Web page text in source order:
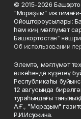
© 2015-2026
"Мораҙым"
Ойоштороусылары:
һәм киң мәғлүмәт
Башкортостан"
Об использовании
Элемтә, мәғлүмәт
өлкәһендә күҙәтеү
Республикаһы
12 авгусында
тураһындағы
А.Ғ., "Мораҙым"
Р.И.Исҡужина.